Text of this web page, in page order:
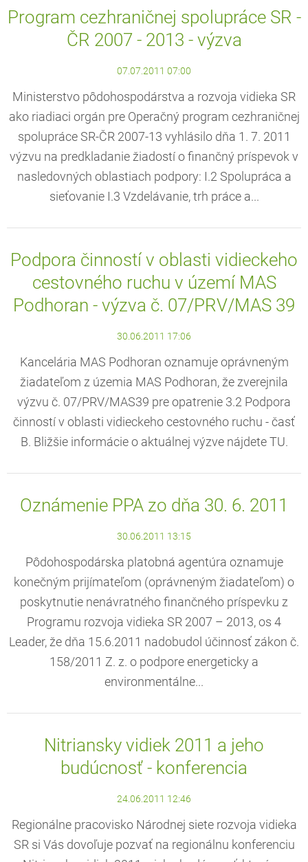
Program cezhraničnej spolupráce SR -
ČR 2007 - 2013 - výzva
07.07.2011 07:00
Ministerstvo pôdohospodárstva a rozvoja vidieka SR
ako riadiaci orgán pre Operačný program cezhraničnej
spolupráce SR-ČR 2007-13 vyhlásilo dňa 1. 7. 2011
výzvu na predkladanie žiadostí o finančný príspevok v
nasledovných oblastiach podpory: I.2 Spolupráca a
sieťovanie I.3 Vzdelávanie, trh práce a...
Podpora činností v oblasti vidieckeho
cestovného ruchu v území MAS
Podhoran - výzva č. 07/PRV/MAS 39
30.06.2011 17:06
Kancelária MAS Podhoran oznamuje oprávneným
žiadateľom z územia MAS Podhoran, že zverejnila
výzvu č. 07/PRV/MAS39 pre opatrenie 3.2 Podpora
činností v oblasti vidieckeho cestovného ruchu - časť
B. Bližšie informácie o aktuálnej výzve nájdete TU.
Oznámenie PPA zo dňa 30. 6. 2011
30.06.2011 13:15
Pôdohospodárska platobná agentúra oznamuje
konečným prijímateľom (oprávneným žiadateľom) o
poskytnutie nenávratného finančného príspevku z
Programu rozvoja vidieka SR 2007 – 2013, os 4
Leader, že dňa 15.6.2011 nadobudol účinnosť zákon č.
158/2011 Z. z. o podpore energeticky a
environmentálne...
Nitriansky vidiek 2011 a jeho
budúcnosť - konferencia
24.06.2011 12:46
Regionálne pracovisko Národnej siete rozvoja vidieka
SR si Vás dovoľuje pozvať na regionálnu konferenciu